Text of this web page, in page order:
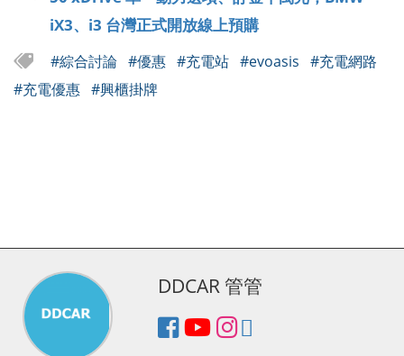
iX3、i3 台灣正式開放線上預購
#綜合討論 #優惠 #充電站 #evoasis #充電網路
#充電優惠 #興櫃掛牌
DDCAR 管管